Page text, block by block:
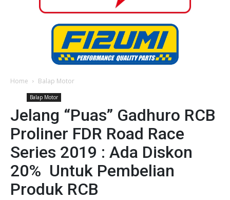
Home Balap Motor
Balap Motor
Jelang “Puas” Gadhuro RCB
Proliner FDR Road Race
Series 2019 : Ada Diskon
20% Untuk Pembelian
Produk RCB